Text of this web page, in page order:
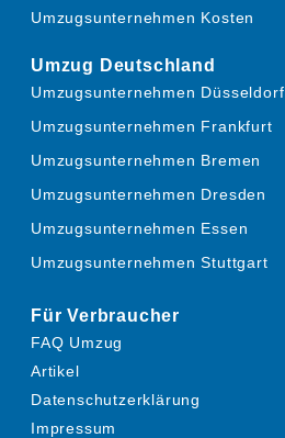
Umzugsunternehmen Kosten
Umzug Deutschland
Umzugsunternehmen Düsseldorf
Umzugsunternehmen Frankfurt
Umzugsunternehmen Bremen
Umzugsunternehmen Dresden
Umzugsunternehmen Essen
Umzugsunternehmen Stuttgart
Für Verbraucher
FAQ Umzug
Artikel
Datenschutzerklärung
Impressum